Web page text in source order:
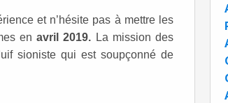
et n’hésite pas à mettre les
en avril 2019. La mission des
sioniste qui est soupçonné de